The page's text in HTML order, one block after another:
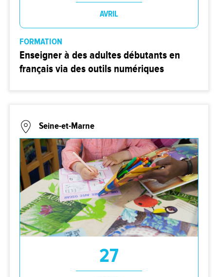
AVRIL
FORMATION
Enseigner à des adultes débutants en
français via des outils numériques
Seine-et-Marne
27